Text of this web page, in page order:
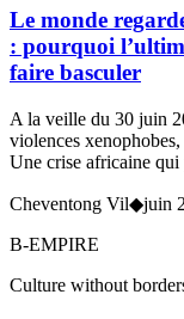
Le monde
: pourquoi
faire basculer
A la veille du 30 juin
violences
Une crise africaine qui
Cheventong Vil◆juin
B-EMPIRE
Culture without